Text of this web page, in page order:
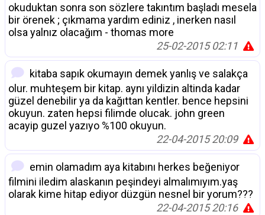
okuduktan sonra son sözlere takıntım başladı mesela
bir örenek ; çıkmama yardım ediniz , inerken nasıl
olsa yalnız olacağım - thomas more
25-02-2015 02:11
kitaba sapık okumayın demek yanlış ve salakça
olur. muhteşem bir kitap. aynı yildizin altinda kadar
güzel denebilir ya da kağıttan kentler. bence hepsini
okuyun. zaten hepsi filimde olucak. john green
acayip guzel yazıyo %100 okuyun.
22-04-2015 20:09
emin olamadım aya kitabını herkes beğeniyor
filmini iledim alaskanın peşindeyi almalımıyım.yaş
olarak kime hitap ediyor düzgün nesnel bir yorum???
22-04-2015 20:16